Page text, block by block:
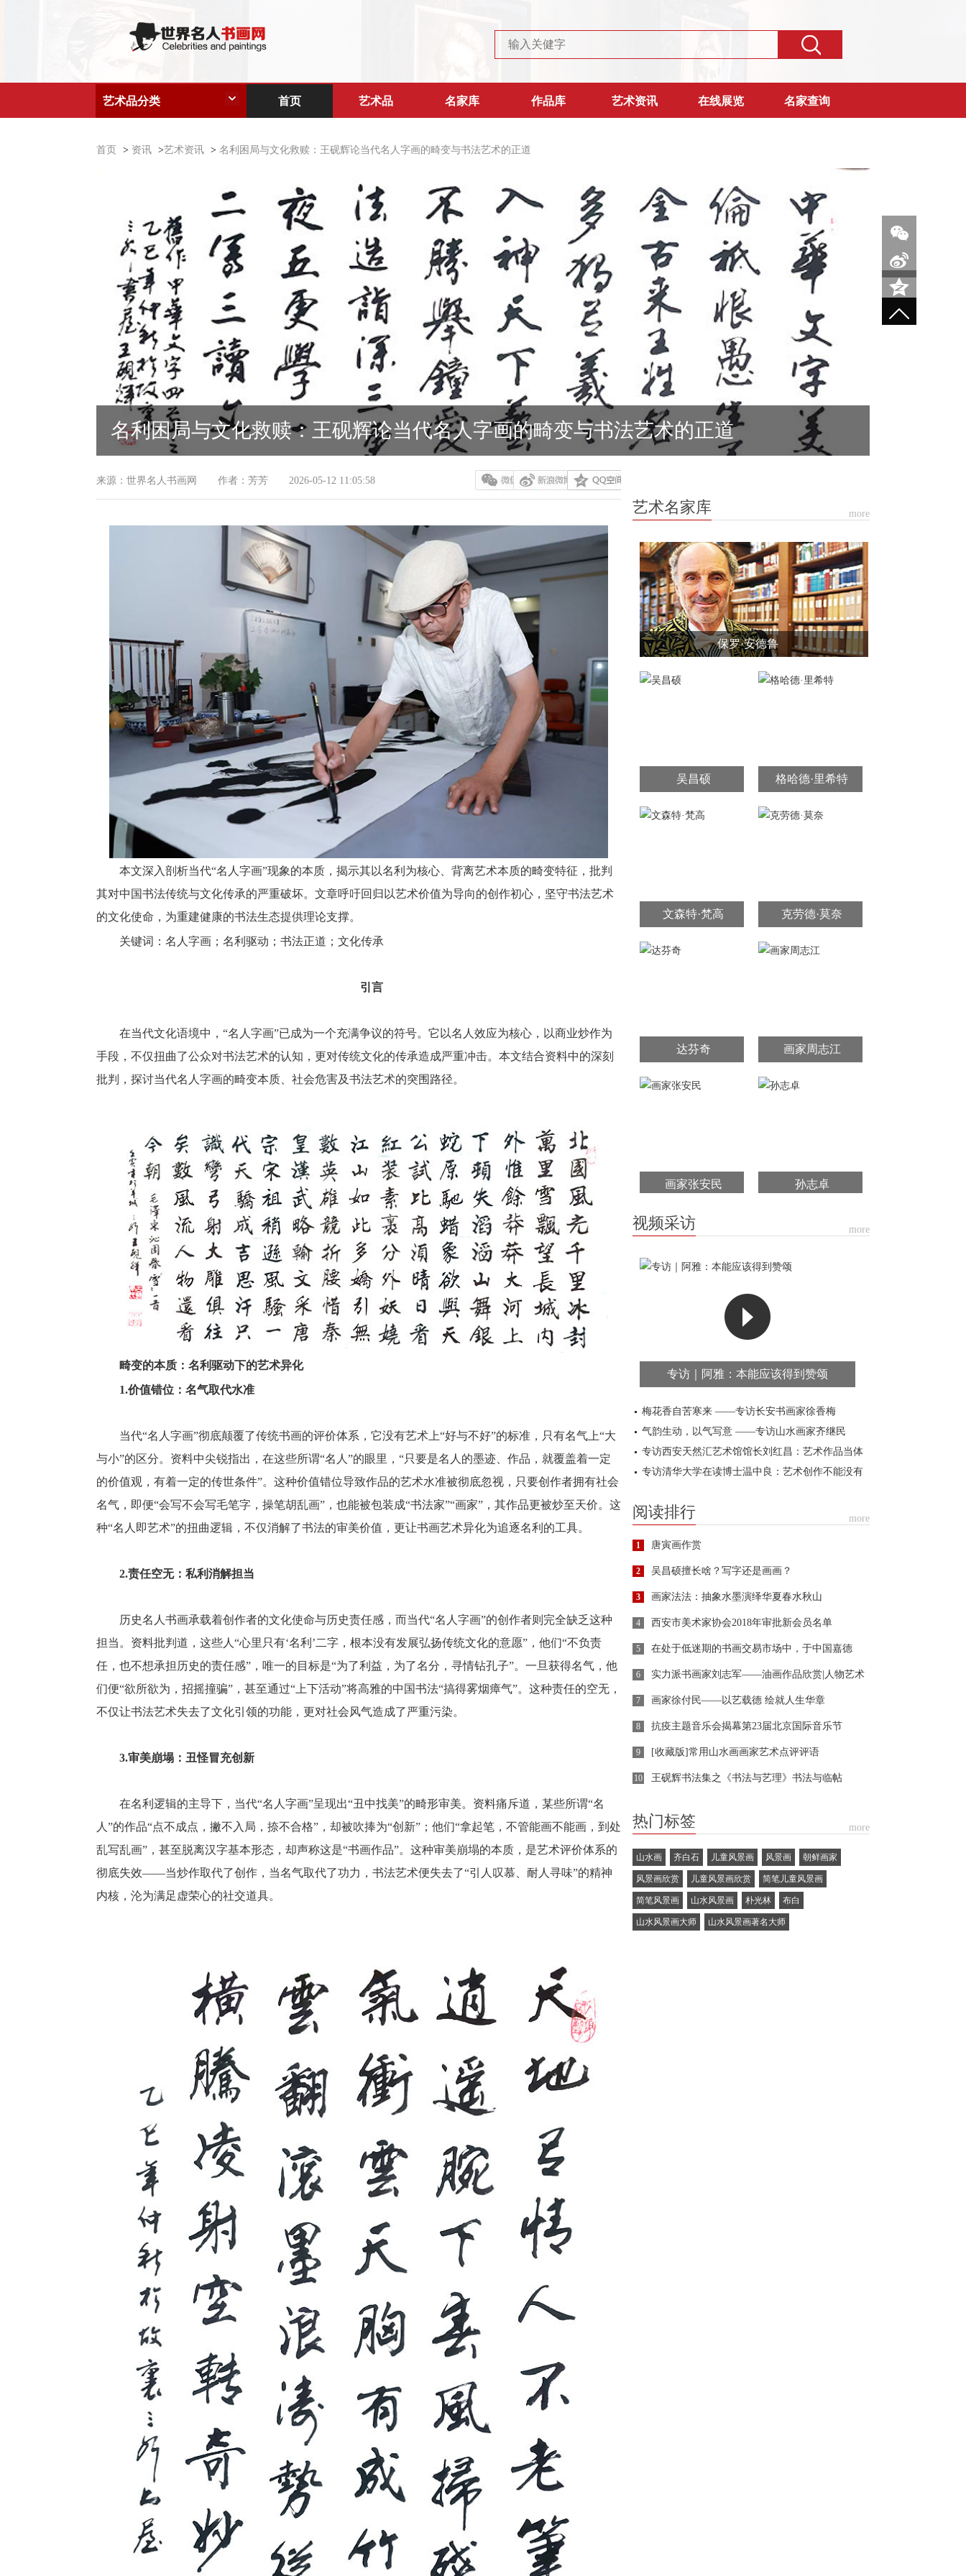
艺术品分类 首页 艺术品 名家库 作品库 艺术资讯 在线展览 名家查询
首页 > 资讯 >艺术资讯 > 名利困局与文化救赎：王砚辉论当代名人字画的畸变与书法艺术的正道
名利困局与文化救赎：王砚辉论当代名人字画的畸变与书法艺术的正道
来源：世界名人书画网 作者：芳芳 2026-05-12 11:05:58
本文深入剖析当代“名人字画”现象的本质，揭示其以名利为核心、背离艺术本质的畸变特征，批判
其对中国书法传统与文化传承的严重破坏。文章呼吁回归以艺术价值为导向的创作初心，坚守书法艺术
的文化使命，为重建健康的书法生态提供理论支撑。
关键词： 名人字画 ；名利驱动；书法正道；文化传承
引言
在当代文化语境中，“名人字画”已成为一个充满争议的符号。它以名人效应为核心，以商业炒作为
手段，不仅扭曲了公众对书法艺术的认知，更对传统文化的传承造成严重冲击。本文结合资料中的深刻
批判，探讨当代名人字画的畸变本质、社会危害及书法艺术的突围路径。
畸变的本质：名利驱动下的艺术异化
1.价值错位：名气取代水准
当代“名人字画”彻底颠覆了传统书画的评价体系，它没有艺术上“好与不好”的标准，只有名气上“大
与小”的区分。资料中尖锐指出，在这些所谓“名人”的眼里，“只要是名人的墨迹、作品，就覆盖着一定
的价值观，有着一定的传世条件”。这种价值错位导致作品的艺术水准被彻底忽视，只要创作者拥有社会
名气，即便“会写不会写毛笔字，操笔胡乱画”，也能被包装成“书法家”“画家”，其作品更被炒至天价。这
种“名人即艺术”的扭曲逻辑，不仅消解了书法的审美价值，更让书画艺术异化为追逐名利的工具。
2.责任空无：私利消解担当
历史名人书画承载着创作者的文化使命与历史责任感，而当代“名人字画”的创作者则完全缺乏这种
担当。资料批判道，这些人“心里只有‘名利’二字，根本没有发展弘扬传统文化的意愿”，他们“不负责
任，也不想承担历史的责任感”，唯一的目标是“为了利益，为了名分，寻情钻孔子”。一旦获得名气，他
们便“欲所欲为，招摇撞骗”，甚至通过“上下活动”将高雅的中国书法“搞得雾烟瘴气”。这种责任的空无，
不仅让书法艺术失去了文化引领的功能，更对社会风气造成了严重污染。
3.审美崩塌：丑怪冒充创新
在名利逻辑的主导下，当代“名人字画”呈现出“丑中找美”的畸形审美。资料痛斥道，某些所谓“名
人”的作品“点不成点，撇不入局，捺不合格”，却被吹捧为“创新”；他们“拿起笔，不管能画不能画，到处
乱写乱画”，甚至脱离汉字基本形态，却声称这是“书画作品”。这种审美崩塌的本质，是艺术评价体系的
彻底失效——当炒作取代了创作，当名气取代了功力，书法艺术便失去了“引人叹慕、耐人寻味”的精神
内核，沦为满足虚荣心的社交道具。
艺术名家库 more
保罗·安德鲁
吴昌硕 格哈德·里希特
文森特·梵高 克劳德·莫奈
达芬奇 画家周志江
画家张安民 孙志卓
视频采访 more
专访｜阿雅：本能应该得到赞颂
梅花香自苦寒来 ——专访长安书画家徐香梅
气韵生动，以气写意 ——专访山水画家齐继民
专访西安天然汇艺术馆馆长刘红昌：艺术作品当体
现时代精神
专访清华大学在读博士温中良：艺术创作不能没有
阅读排行 more
1 唐寅画作赏
2 吴昌硕擅长啥？写字还是画画？
3 画家法法：抽象水墨演绎华夏春水秋山
4 西安市美术家协会2018年审批新会员名单
5 在处于低迷期的书画交易市场中，于中国嘉德
2019年秋拍的赵孟頫作品
6 实力派书画家刘志军——油画作品欣赏|人物艺术
专题报道
7 画家徐付民——以艺载德 绘就人生华章
8 抗疫主题音乐会揭幕第23届北京国际音乐节
9 [收藏版]常用山水画画家艺术点评评语
10 王砚辉书法集之《书法与艺理》书法与临帖
热门标签 more
山水画 齐白石 儿童风景画 风景画 朝鲜画家
风景画欣赏 儿童风景画欣赏 简笔儿童风景画
简笔风景画 山水风景画 朴光林 布白
山水风景画大师 山水风景画著名大师